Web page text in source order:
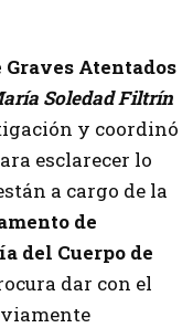
Atentados
Soledad Filtrín
y coordinó
esclarecer lo
a cargo de la
de
del Cuerpo de
dar con el